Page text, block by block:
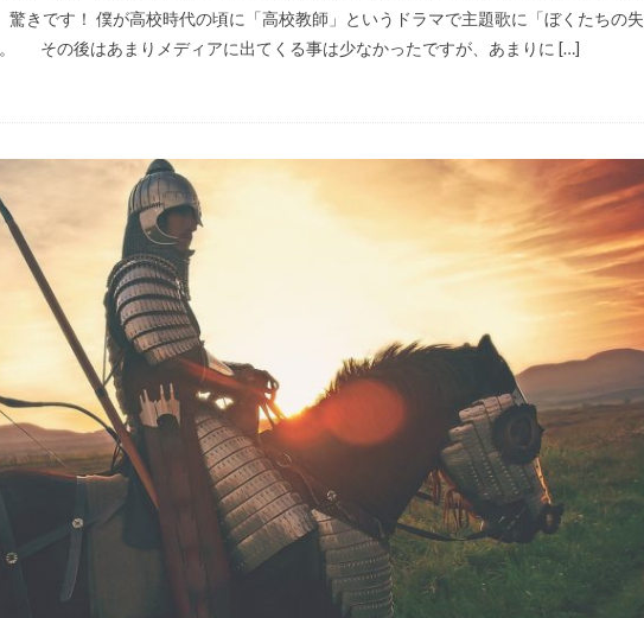
きです！ 僕が高校時代の頃に「高校教師」というドラマで主題歌に「ぼくたちの失
その後はあまりメディアに出てくる事は少なかったですが、あまりに […]